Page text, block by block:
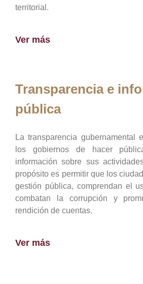
territorial.
Ver más
Transparencia e
pública
La transparencia gubernamental
los gobiernos de hacer
información sobre sus
propósito es permitir que los
gestión pública, comprendan el
combatan la corrupción y
rendición de cuentas.
Ver más